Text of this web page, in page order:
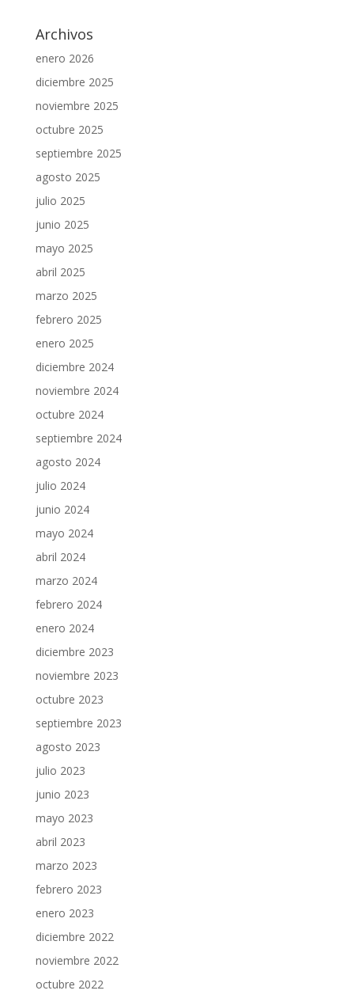
Archivos
enero 2026
diciembre 2025
noviembre 2025
octubre 2025
septiembre 2025
agosto 2025
julio 2025
junio 2025
mayo 2025
abril 2025
marzo 2025
febrero 2025
enero 2025
diciembre 2024
noviembre 2024
octubre 2024
septiembre 2024
agosto 2024
julio 2024
junio 2024
mayo 2024
abril 2024
marzo 2024
febrero 2024
enero 2024
diciembre 2023
noviembre 2023
octubre 2023
septiembre 2023
agosto 2023
julio 2023
junio 2023
mayo 2023
abril 2023
marzo 2023
febrero 2023
enero 2023
diciembre 2022
noviembre 2022
octubre 2022